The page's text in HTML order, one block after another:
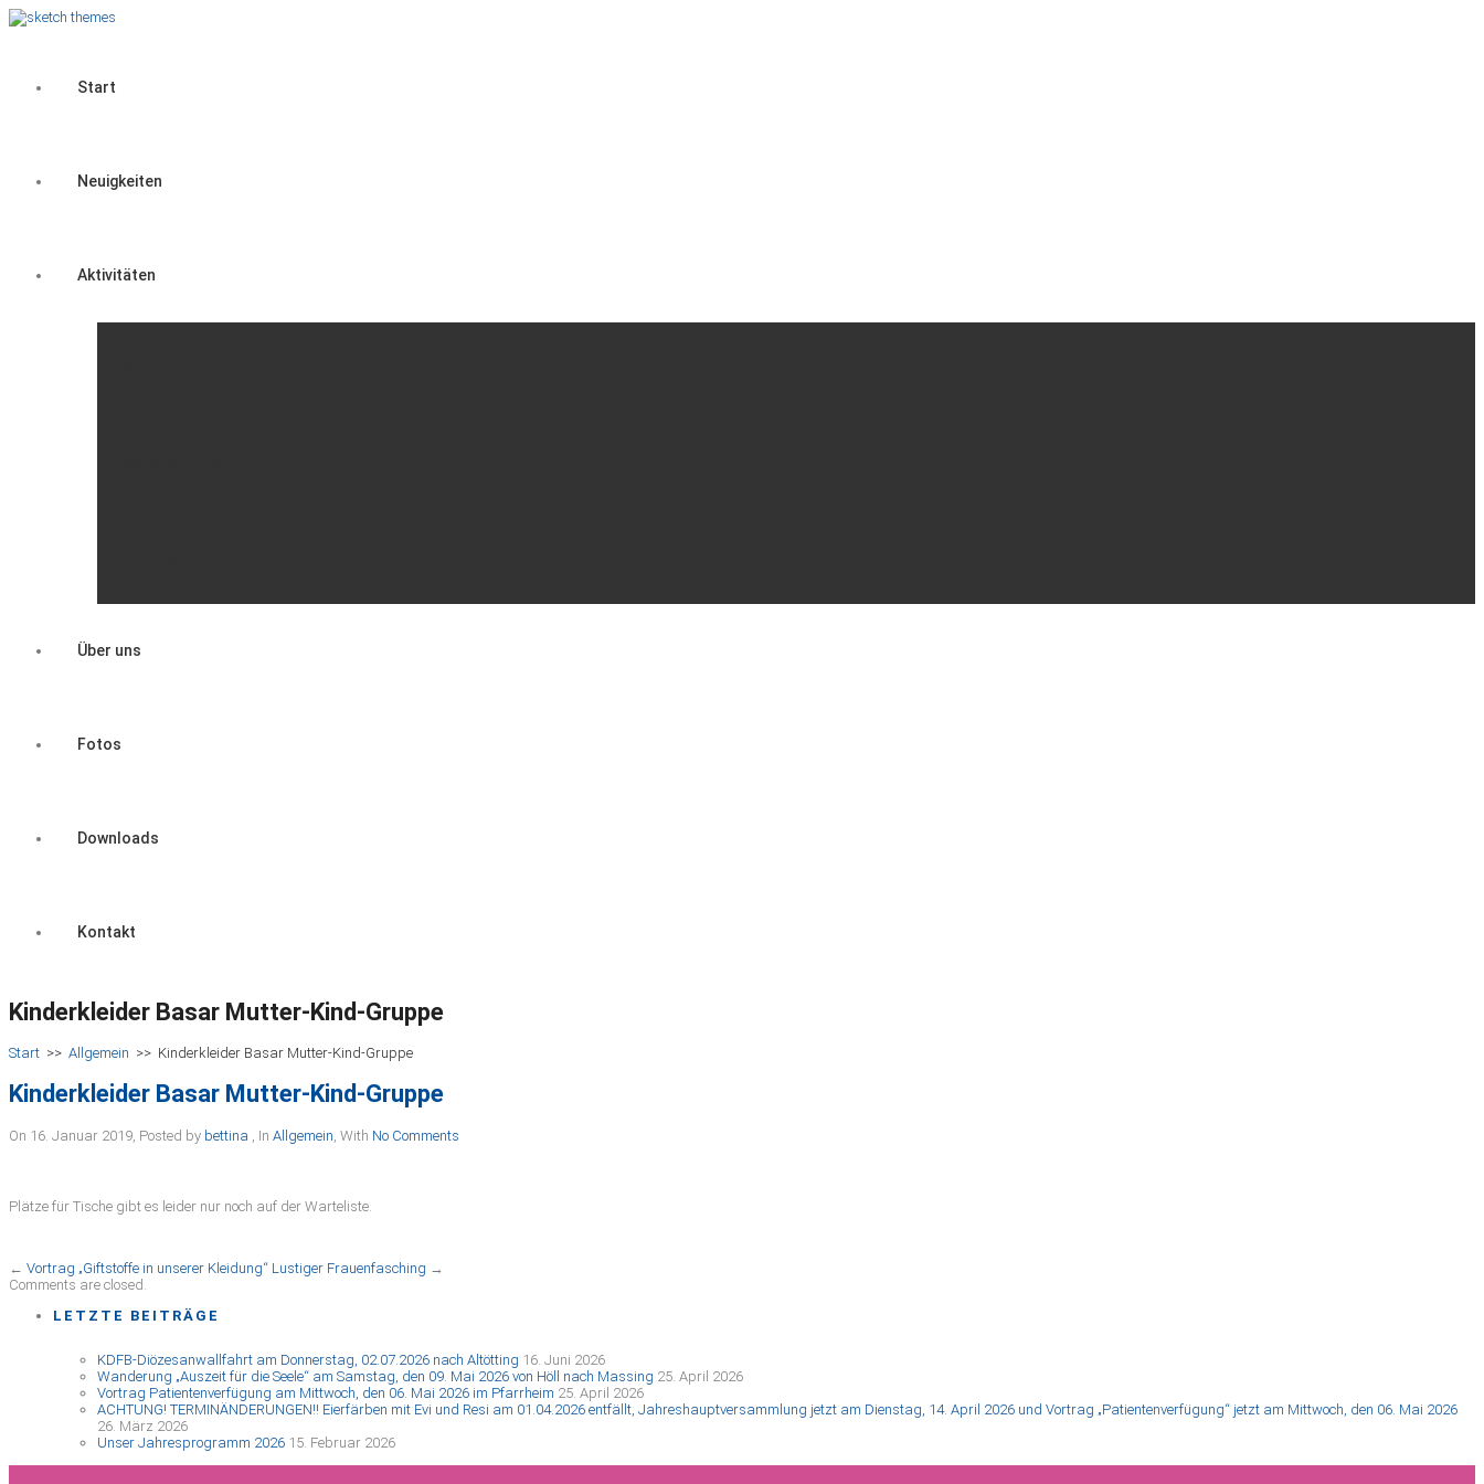
Start
Neuigkeiten
Aktivitäten
Über uns
Fotos
Downloads
Kontakt
Kinderkleider Basar Mutter-Kind-Gruppe
Start >> Allgemein >> Kinderkleider Basar Mutter-Kind-Gruppe
Kinderkleider Basar Mutter-Kind-Gruppe
On 16. Januar 2019 Posted by bettina In Allgemein With No Comments
Plätze für Tische gibt es leider nur noch auf der Warteliste.
← Vortrag „Giftstoffe in unserer Kleidung“ Lustiger Frauenfasching →
Comments are closed.
LETZTE BEITRÄGE
KDFB-Diözesanwallfahrt am Donnerstag, 02.07.2026 nach Altötting 16. Juni 2026
Wanderung „Auszeit für die Seele“ am Samstag, den 09. Mai 2026 von Höll nach Massing 25. April 2026
Vortrag Patientenverfügung am Mittwoch, den 06. Mai 2026 im Pfarrheim 25. April 2026
ACHTUNG! TERMINÄNDERUNGEN!! Eierfärben mit Evi und Resi am 01.04.2026 entfällt, Jahreshauptversammlung jetzt am Dienstag, 14. April 2026 und Vortrag „Patientenverfügung“ jetzt am Mittwoch, den 06. Mai 2026
26. März 2026
Unser Jahresprogramm 2026 15. Februar 2026